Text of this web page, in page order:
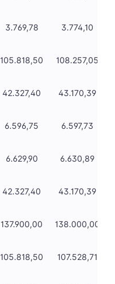
3.769,78 3.774,10
105.818,50 108.257,05
42.327,40 43.170,39
6.596,75 6.597,73
6.629,90 6.630,89
42.327,40 43.170,39
137.900,00 138.000,00
105.818,50 107.528,71